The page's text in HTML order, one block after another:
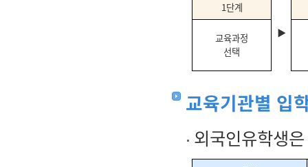
1단계
▶
교육과정
선택
교육기관별 입
외국인유학생